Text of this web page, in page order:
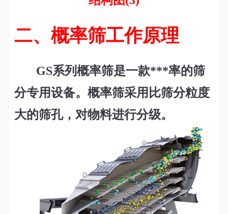
二、概率筛工作原理
GS系列概率筛是一款***率的筛
分专用设备。概率筛采用比筛分粒度
大的筛孔，对物料进行分级。